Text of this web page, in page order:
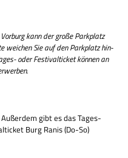
kann der große Park­platz
wei­chen Sie auf den Park­platz hin­
oder Festi­val­ticket kön­nen an
gibt es das Tages­
Burg Ranis (Do-So)